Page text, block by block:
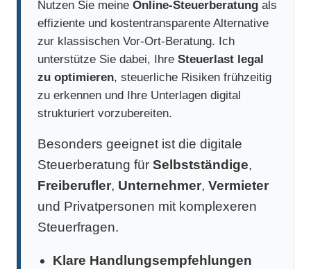
Nutzen Sie meine Online-Steuerberatung als
effiziente und kostentransparente Alternative
zur klassischen Vor-Ort-Beratung. Ich
unterstütze Sie dabei, Ihre Steuerlast legal
zu optimieren, steuerliche Risiken frühzeitig
zu erkennen und Ihre Unterlagen digital
strukturiert vorzubereiten.
Besonders geeignet ist die digitale
Steuerberatung für Selbstständige,
Freiberufler, Unternehmer, Vermieter
und Privatpersonen mit komplexeren
Steuerfragen.
Klare Handlungsempfehlungen